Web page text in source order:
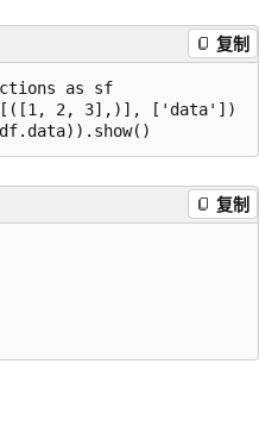
复制
as sf
2, 3],)], ['data'])
复制